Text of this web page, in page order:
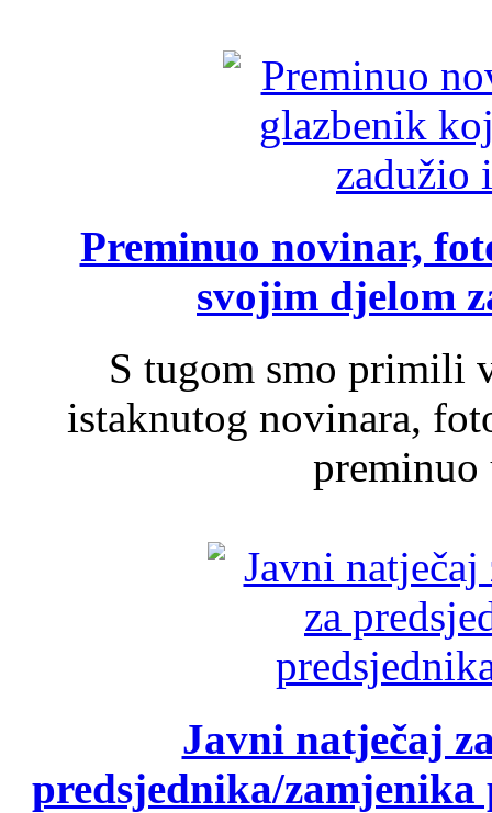
Preminuo novinar,
svojim djelom
S tugom smo primili
istaknutog novinara,
Javni natječaj
predsjednika/